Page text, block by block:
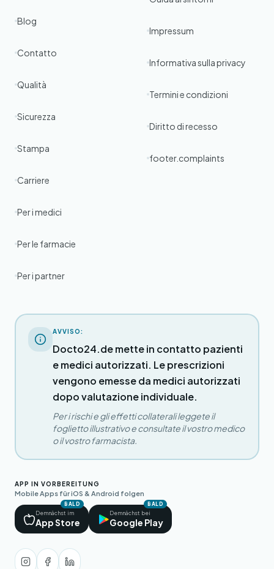
Blog
Contatto
Qualità
Sicurezza
Stampa
Carriere
Per i medici
Per le farmacie
Per i partner
Impressum
Informativa sulla privacy
Termini e condizioni
Diritto di recesso
footer.complaints
AVVISO:
Docto24.de mette in contatto pazienti
e medici autorizzati. Le prescrizioni
vengono emesse da medici autorizzati
dopo valutazione individuale.
Per i rischi e gli effetti collaterali leggete il
foglietto illustrativo e consultate il vostro medico
o il vostro farmacista.
APP IN VORBEREITUNG
Mobile Apps für iOS & Android folgen
BALD
Demnächst im
App Store
BALD
Demnächst bei
Google Play